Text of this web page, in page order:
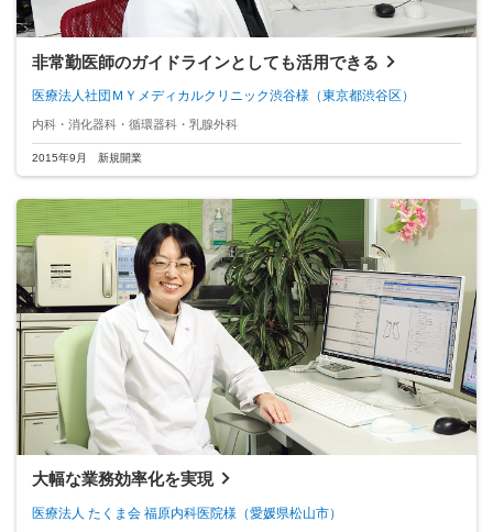
非常勤医師のガイドラインとしても活用できる
医療法人社団ＭＹメディカルクリニック渋谷様 （東京都渋谷区）
内科・消化器科・循環器科・乳腺外科
2015年9月 新規開業
大幅な業務効率化を実現
医療法人 たくま会 福原内科医院様 （愛媛県松山市）